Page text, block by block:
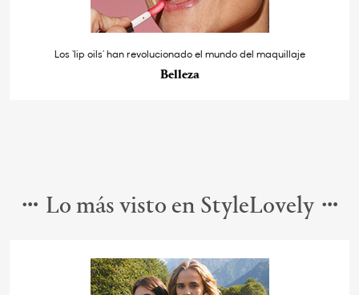
Los ‘lip oils’ han revolucionado el mundo del maquillaje
Belleza
Lo más visto en StyleLovely